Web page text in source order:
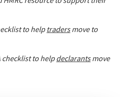
to help tradersmove to
checklist to helpdeclarantsmove